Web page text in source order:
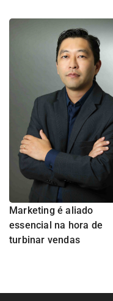
Marketing é aliado
essencial na hora de
turbinar vendas